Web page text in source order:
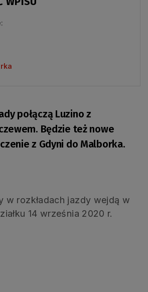
połączą Luzino z
Będzie też nowe
z Gdyni do Malborka.
w rozkładach jazdy wejdą w
14 września 2020 r.